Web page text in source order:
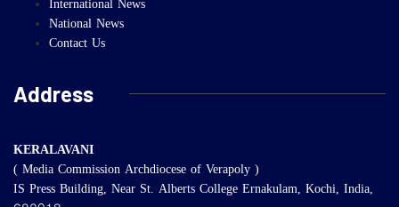
International News
National News
Contact Us
Address
KERALAVANI
( Media Commission Archdiocese of Verapoly )
IS Press Building, Near St. Alberts College Ernakulam, Kochi, India,